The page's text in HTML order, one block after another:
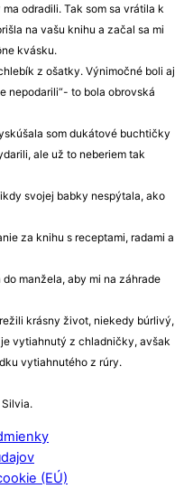
odradili. Tak som sa vrátila k
na vašu knihu a začal sa mi
kvásku.
z ošatky. Výnimočné boli aj
nepodarili“- to bola obrovská
som dukátové buchtičky
ale už to neberiem tak
svojej babky nespýtala, ako
za knihu s receptami, radami a
manžela, aby mi na záhrade
krásny život, niekedy búrlivý,
vytiahnutý z chladničky, avšak
vytiahnutého z rúry.
(EÚ)